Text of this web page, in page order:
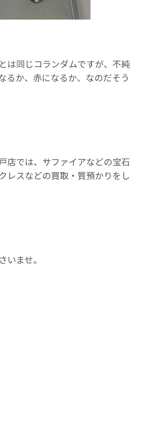
は同じコランダムですが、不純
るか、赤になるか、なのだそう
店では、サファイアなどの宝石
レスなどの買取・質預かりをし
いませ。